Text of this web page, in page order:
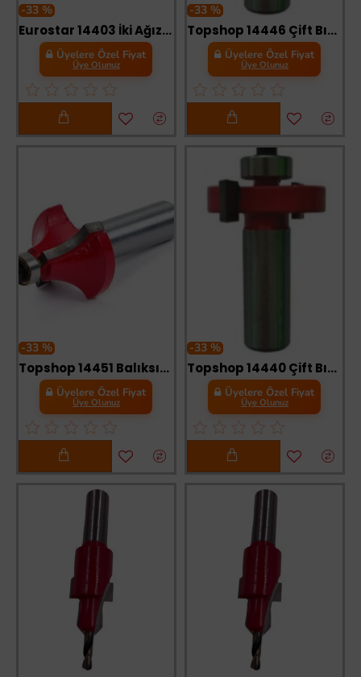
-33 %
Eurostar 14403 İki Ağızlı Freze Kanal Açma Bıçağı 8X8X25 mm
Üyelere Özel Fiyat
Üye Olunuz
-33 %
Topshop 14446 Çift Bıçak Rulmanlı Freze Lamba Bıçağı 4X12 mm
Üyelere Özel Fiyat
Üye Olunuz
-33 %
Topshop 14451 Balıksırtı Freze Bıçağı 12 mm R5
Üyelere Özel Fiyat
Üye Olunuz
-33 %
Topshop 14440 Çift Bıçak Rulmanlı Freze Lamba Bıçağı 6X12 mm
Üyelere Özel Fiyat
Üye Olunuz